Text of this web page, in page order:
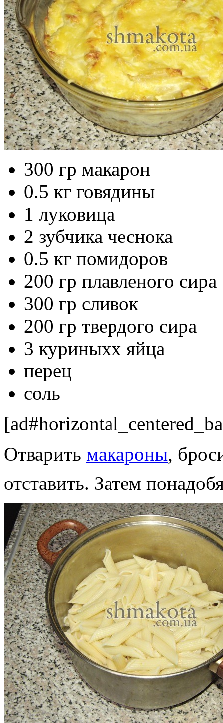
300 гр макарон
0.5 кг говядины
1 луковица
2 зубчика чеснока
0.5 кг помидоров
200 гр плавленого сира
300 гр сливок
200 гр твердого сира
3 куриныхх яйца
перец
соль
Отварить макароны,
отставить. Затем